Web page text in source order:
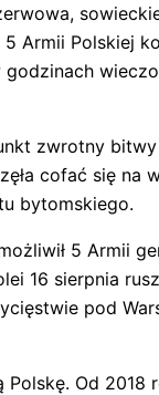
Armii Polskiej
zwrotny
cofać się na
bytomskiego.
5 Armii
16 sierpnia
pod
Od 2018